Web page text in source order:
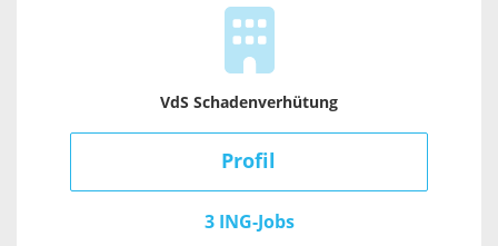
VdS Schadenverhütung
Profil
3 ING-Jobs